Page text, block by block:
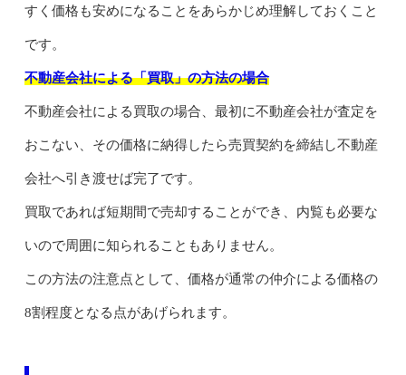
すく価格も安めになることをあらかじめ理解しておくこと
です。
不動産会社による「買取」の方法の場合
不動産会社による買取の場合、最初に不動産会社が査定を
おこない、その価格に納得したら売買契約を締結し不動産
会社へ引き渡せば完了です。
買取であれば短期間で売却することができ、内覧も必要な
いので周囲に知られることもありません。
この方法の注意点として、価格が通常の仲介による価格の
8割程度となる点があげられます。